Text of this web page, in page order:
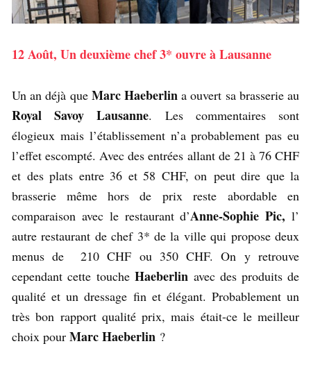
12 Août, Un deuxième chef 3* ouvre à Lausanne
Un an déjà que Marc Haeberlin a ouvert sa brasserie au
Royal Savoy Lausanne. Les commentaires sont
élogieux mais l’établissement n’a probablement pas eu
l’effet escompté. Avec des entrées allant de 21 à 76 CHF
et des plats entre 36 et 58 CHF, on peut dire que la
brasserie même hors de prix reste abordable en
comparaison avec le restaurant d’Anne-Sophie Pic, l’
autre restaurant de chef 3* de la ville qui propose deux
menus de 210 CHF ou 350 CHF. On y retrouve
cependant cette toucheHaeberlin avec des produits de
qualité et un dressage fin et élégant. Probablement un
très bon rapport qualité prix, mais était-ce le meilleur
choix pour Marc Haeberlin ?